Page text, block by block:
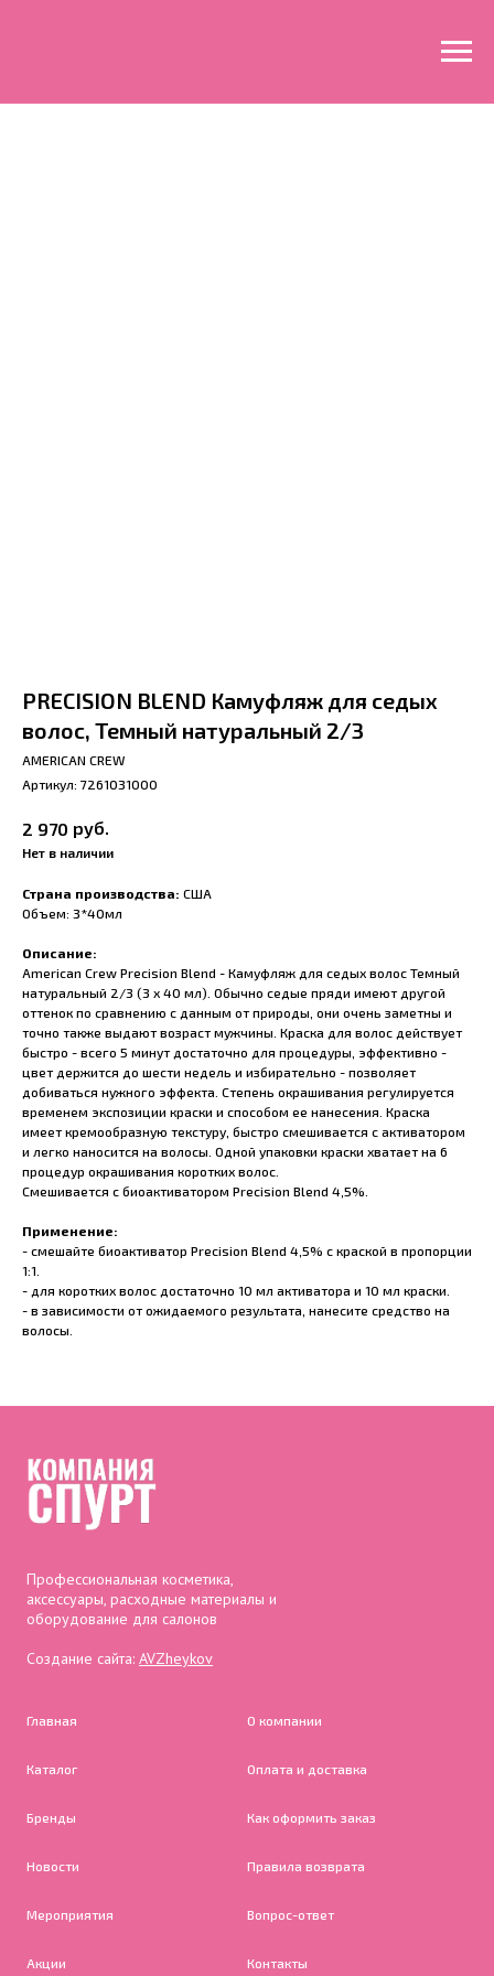
PRECISION BLEND Камуфляж для седых
волос, Темный натуральный 2/3
AMERICAN CREW
Артикул: 7261031000
2 970 руб.
Нет в наличии
Страна производства: США
Объем: 3*40мл
Описание:
American Crew Precision Blend - Камуфляж для седых волос Темный
натуральный 2/3 (3 x 40 мл). Обычно седые пряди имеют другой
оттенок по сравнению с данным от природы, они очень заметны и
точно также выдают возраст мужчины. Краска для волос действует
быстро - всего 5 минут достаточно для процедуры, эффективно -
цвет держится до шести недель и избирательно - позволяет
добиваться нужного эффекта. Степень окрашивания регулируется
временем экспозиции краски и способом ее нанесения. Краска
имеет кремообразную текстуру, быстро смешивается с активатором
и легко наносится на волосы. Одной упаковки краски хватает на 6
процедур окрашивания коротких волос.
Смешивается с биоактиватором Precision Blend 4,5%.
Применение:
- смешайте биоактиватор Precision Blend 4,5% с краской в пропорции
1:1.
- для коротких волос достаточно 10 мл активатора и 10 мл краски.
- в зависимости от ожидаемого результата, нанесите средство на
волосы.
Профессиональная косметика,
аксессуары, расходные материалы и
оборудование для салонов
Создание сайта: AVZheykov
Главная
Каталог
Бренды
Новости
Мероприятия
Акции
О компании
Оплата и доставка
Как оформить заказ
Правила возврата
Вопрос-ответ
Контакты